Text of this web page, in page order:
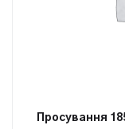
Просування